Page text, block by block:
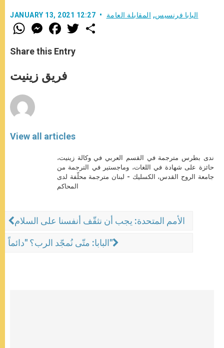
JANUARY 13, 2021 12:27 البابا فرنسيس, المقابلة العامة
W
h
t
s
p
p
M
e
s
e
g
e
F
a
e
b
o
k
w
Share this Entry
فريق زينيت
View all articles
ندى بطرس مترجمة في القسم العربي في وكالة زينيت،
حائزة على شهادة في اللغات، وماجستير في الترجمة من
جامعة الروح القدس، الكسليك - لبنان مترجمة محلّفة لدى
المحاكم
الأمم المتحدة: يجب أن نثقّف أنفسنا على السلام
البابا: متّى نُمجّد الرب؟ "دائماً"